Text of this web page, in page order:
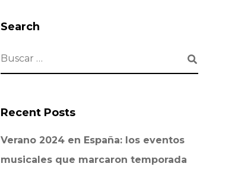
Search
Recent Posts
Verano 2024 en España: los eventos
musicales que marcaron temporada